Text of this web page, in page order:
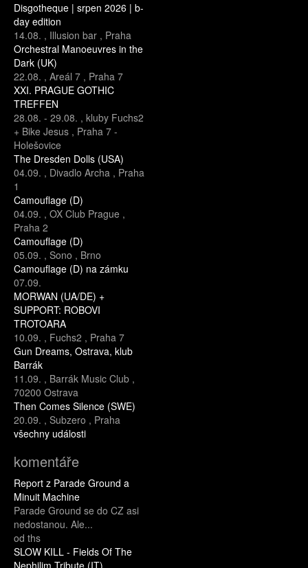
Disgotheque | srpen 2026 | b-
day edition
14.08. , Illusion bar , Praha
Orchestral Manoeuvres in the
Dark (UK)
22.08. , Areál 7 , Praha 7
XXI. PRAGUE GOTHIC
TREFFEN
28.08. - 29.08. , kluby Fuchs2
+ Bike Jesus , Praha 7 -
Holešovice
The Dresden Dolls (USA)
04.09. , Divadlo Archa , Praha
1
Camouflage (D)
04.09. , OX Club Prague ,
Praha 2
Camouflage (D)
05.09. , Sono , Brno
Camouflage (D) na zámku
07.09.
MORWAN (UA/DE) +
SUPPORT: ROBOVI
TROTOARA
10.09. , Fuchs2 , Praha 7
Gun Dreams, Ostrava, klub
Barrák
11.09. , Barrák Music Club ,
70200 Ostrava
Then Comes Silence (SWE)
20.09. , Subzero , Praha
všechny události
komentáře
Report z Parade Ground a
Minuit Machine
Parade Ground se do CZ asi
nedostanou. Ale...
od ths
SLOW KILL - Fields Of The